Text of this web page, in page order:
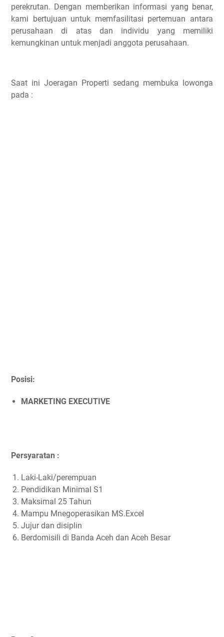
perekrutan. Dengan memberikan informasi yang benar,
kami bertujuan untuk memfasilitasi pertemuan antara
perusahaan di atas dan individu yang memiliki
kemungkinan untuk menjadi anggota perusahaan.
Saat ini Joeragan Properti sedang membuka lowonga
pada :
Posisi:
MARKETING EXECUTIVE
Persyaratan :
Laki-Laki/perempuan
Pendidikan Minimal S1
Maksimal 25 Tahun
Mampu Mnegoperasikan MS.Excel
Jujur dan disiplin
Berdomisili di Banda Aceh dan Aceh Besar